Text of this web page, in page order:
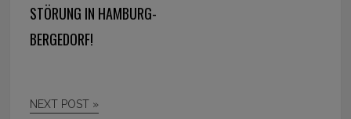
STÖRUNG IN HAMBURG-
BERGEDORF!
NEXT POST »